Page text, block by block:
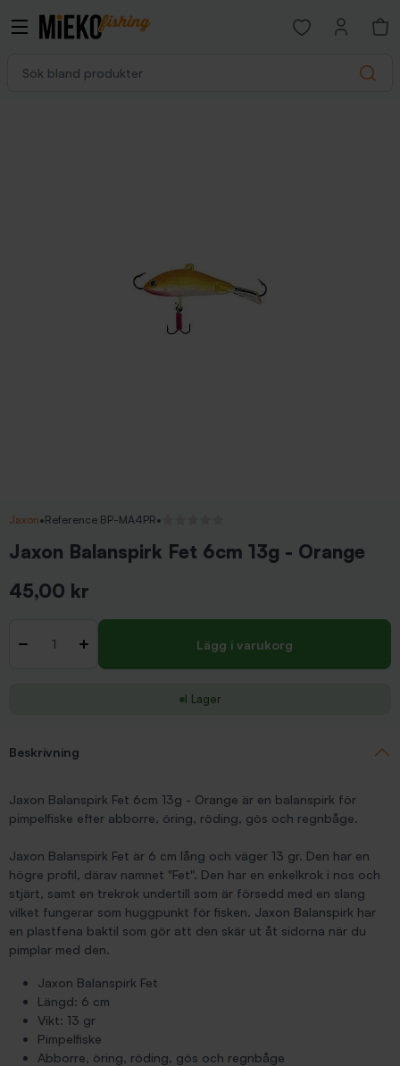
Search
Open favorites
Jaxon•Reference BP-MA4PR•
Jaxon Balanspirk Fet 6cm 13g - Orange
45,00 kr
- + Lägg i varukorg
I Lager
Beskrivning
Jaxon Balanspirk Fet 6cm 13g - Orange är en balanspirk för
pimpelfiske efter abborre, öring, röding, gös och regnbåge.
Jaxon Balanspirk Fet är 6 cm lång och väger 13 gr. Den har en
högre profil, därav namnet "Fet". Den har en enkelkrok i nos och
stjärt, samt en trekrok undertill som är försedd med en slang
vilket fungerar som huggpunkt för fisken. Jaxon Balanspirk har
en plastfena baktil som gör att den skär ut åt sidorna när du
pimplar med den.
Jaxon Balanspirk Fet
Längd: 6 cm
Vikt: 13 gr
Pimpelfiske
Abborre, öring, röding, gös och regnbåge